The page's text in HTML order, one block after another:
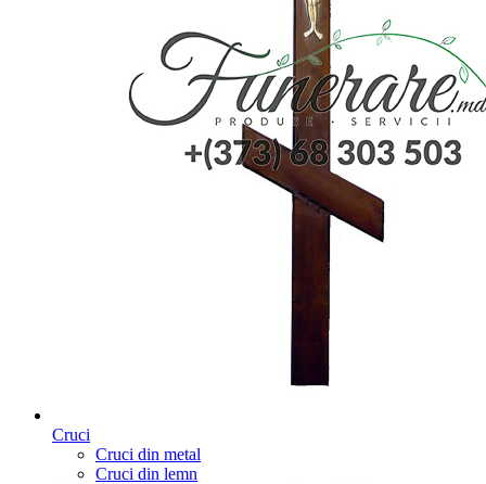
Cruci
Cruci din metal
Cruci din lemn